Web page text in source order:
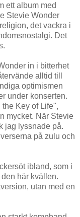
ett album med
Stevie Wonder
det vackra i
Det
in i bitterhet
alltid till
optimismen
under konserten.
Key of Life",
mycket. När Stevie
jag lyssnade på.
på zulu och
ibland, som i
här kvällen.
utan med en